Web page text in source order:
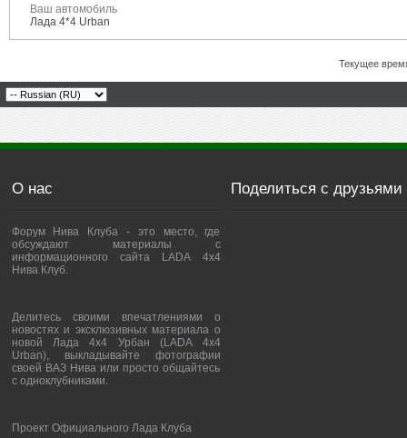
Ваш автомобиль
Лада 4*4 Urban
Текущее
О нас
Форум Нива Клуба - это место, где
обсуждают материалы с
информационного сайта LADA 4x4
Нива Клуб.
Делитесь своими впечатлениями о
новостях и эксклюзивных материала о
новой Лада 4х4 Урбан (LADA 4x4
Urban), выкладывайте фотографии
своей ВАЗ Нива или просто общайтесь
с одноклубниками.
Проект Официального Лада Клуба
Поделиться с друзьями